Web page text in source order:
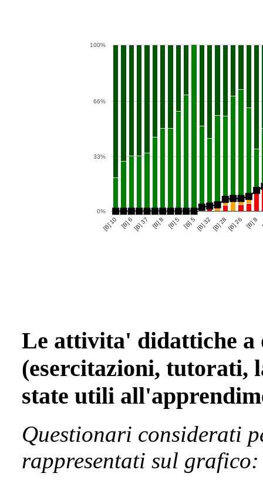
[B] 10 [B] 6[B] 37 [B] 8 [B] 5 [B] 5[B] 32[B] 28[B] 26 [B] 8
0%
33%
66%
100%
Le attivita' didattiche a
(esercitazioni, tutorati,
state utili
Questionari considerati
rappresentati sul